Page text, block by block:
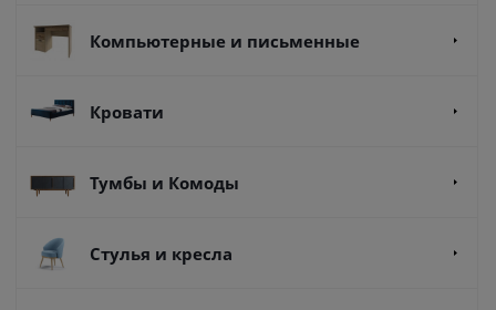
Компьютерные и письменные
Кровати
Тумбы и Комоды
Стулья и кресла